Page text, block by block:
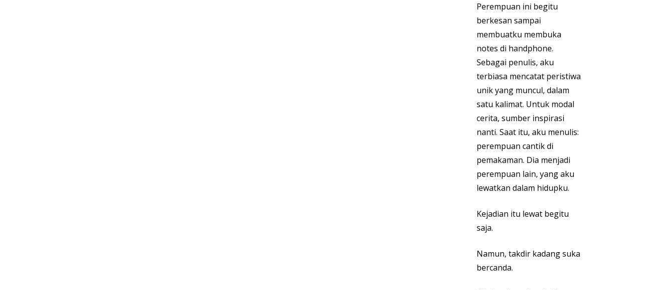
Perempuan ini begitu
berkesan sampai
membuatku membuka
notes di handphone.
Sebagai penulis, aku
terbiasa mencatat peristiwa
unik yang muncul, dalam
satu kalimat. Untuk modal
cerita, sumber inspirasi
nanti. Saat itu, aku menulis:
perempuan cantik di
pemakaman. Dia menjadi
perempuan lain, yang aku
lewatkan dalam hidupku.
Kejadian itu lewat begitu
saja.
Namun, takdir kadang suka
bercanda.